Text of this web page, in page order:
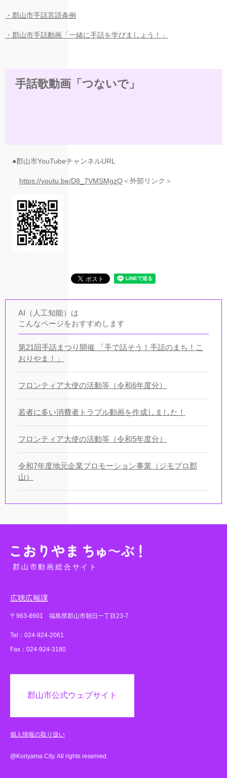
・郡山市手話言語条例
・郡山市手話動画「一緒に手話を学びましょう！」
手話歌動画「つないで」
●郡山市YouTubeチャンネルURL
https://youtu.be/D8_7VMSMgzQ ＜外部リンク＞
AI（人工知能）は
こんなページをおすすめします
第21回手話まつり開催 「手で話そう！手話のまち！こ
おりやま！」
フロンティア大使の活動等（令和6年度分）
若者に多い消費者トラブル動画を作成しました！
フロンティア大使の活動等（令和5年度分）
令和7年度地元企業プロモーション事業（ジモプロ郡
山）
郡山市動画総合サイト
広聴広報課
〒963-8601 福島県郡山市朝日一丁目23-7
Tel：024-924-2061
Fax：024-924-3180
郡山市公式ウェブサイト
個人情報の取り扱い
@Koriyama City. All rights reserved.